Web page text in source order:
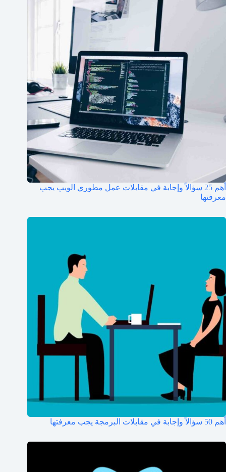
أهم 25 سؤالاً وإجابة في مقابلات عمل مطوري الويب يجب
معرفتها
أهم 50 سؤالاً وإجابة في مقابلات البرمجة يجب معرفتها